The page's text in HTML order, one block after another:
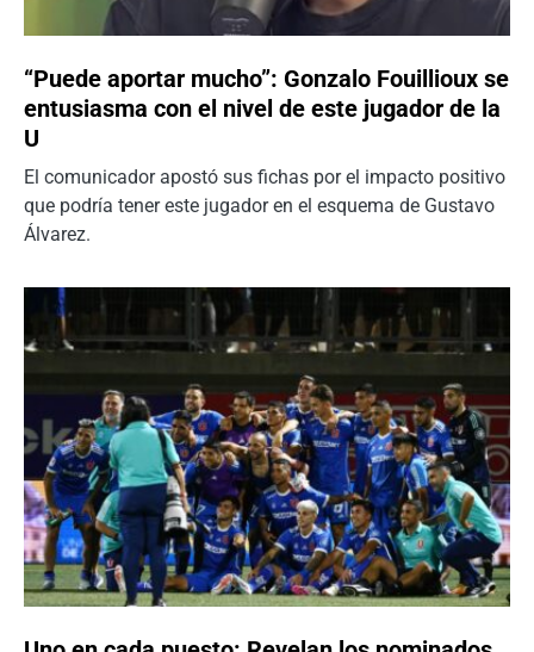
“Puede aportar mucho”: Gonzalo Fouillioux se
entusiasma con el nivel de este jugador de la
U
El comunicador apostó sus fichas por el impacto positivo
que podría tener este jugador en el esquema de Gustavo
Álvarez.